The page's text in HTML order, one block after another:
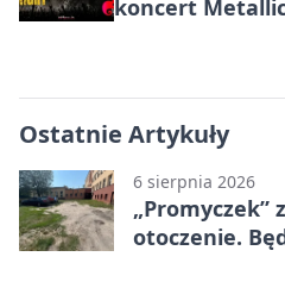
koncert
Ostatnie Artykuły
6 sierpnia 2026
„Promyczek”
otoczenie.